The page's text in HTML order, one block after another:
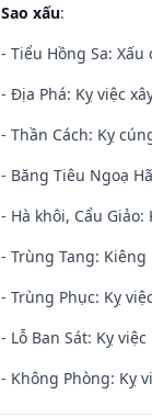
Sao xấu:
- Tiểu Hồng Sa:
- Địa Phá: Kỵ việc
- Thần Cách: Kỵ
- Băng Tiêu Ngoạ
- Hà khôi, Cẩu
- Trùng Tang:
- Trùng Phục: Kỵ
- Lỗ Ban Sát: Kỵ
- Không Phòng: Kỵ